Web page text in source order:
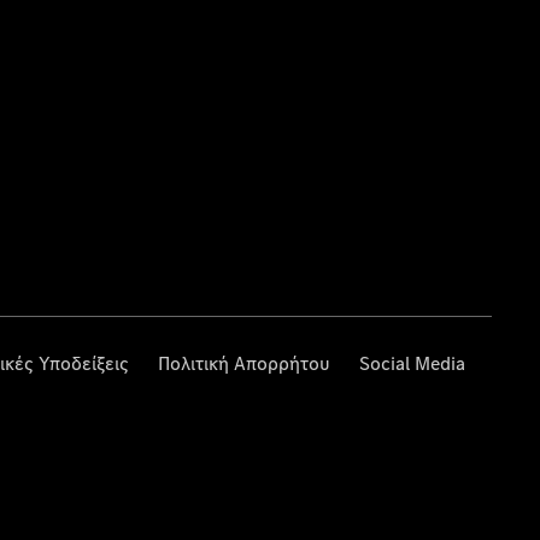
Υποδείξεις Πολιτική Απορρήτου Social Media